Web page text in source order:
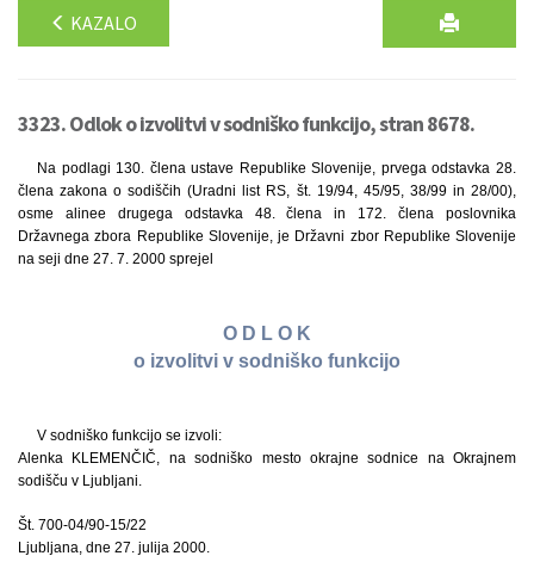
KAZALO
3323. Odlok o izvolitvi v sodniško funkcijo, stran 8678.
Na podlagi 130. člena ustave Republike Slovenije, prvega odstavka 28.
člena zakona o sodiščih (Uradni list RS, št. 19/94, 45/95, 38/99 in 28/00),
osme alinee drugega odstavka 48. člena in 172. člena poslovnika
Državnega zbora Republike Slovenije, je Državni zbor Republike Slovenije
na seji dne 27. 7. 2000 sprejel
O D L O K
o izvolitvi v sodniško funkcijo
V sodniško funkcijo se izvoli:
Alenka KLEMENČIČ, na sodniško mesto okrajne sodnice na Okrajnem
sodišču v Ljubljani.
Št. 700-04/90-15/22
Ljubljana, dne 27. julija 2000.